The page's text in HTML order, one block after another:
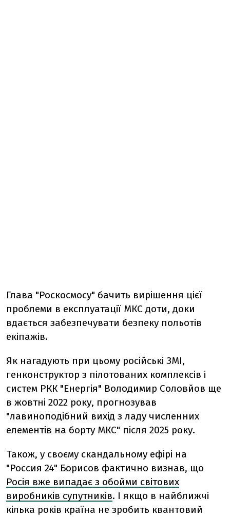
Глава "Роскосмосу" бачить вирішення цієї
проблеми в експлуатації МКС доти, доки
вдається забезпечувати безпеку польотів
екіпажів.
Як нагадують при цьому російські ЗМІ,
генконструктор з пілотованих комплексів і
систем РКК "Енергія" Володимир Соловйов ще
в жовтні 2022 року, прогнозував
"лавиноподібний вихід з ладу численних
елементів на борту МКС" після 2025 року.
Також, у своєму скандальному ефірі на
"Россия 24" Борисов фактично визнав, що
Росія вже випадає з обойми світових
виробників супутників. І якщо в найближчі
кілька років країна не зробить квантовий